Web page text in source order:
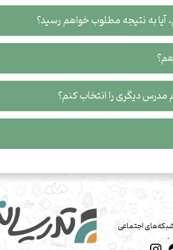
به نتیجه مطلوب خواهم رسید؟
مدرس دیگری را انتخاب کنم؟
شبکه‌های اجتماعی